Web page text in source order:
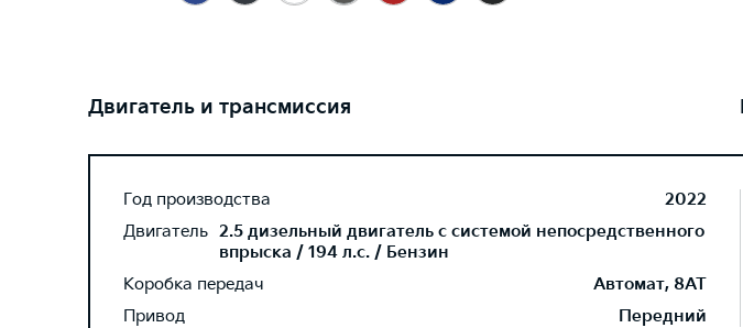
Двигатель и трансмиссия
Год производства
2022
Двигатель 2.5 дизельный двигатель с системой непосредственного
впрыска / 194 л.с. / Бензин
Коробка передач
Автомат, 8AT
Привод
Передний